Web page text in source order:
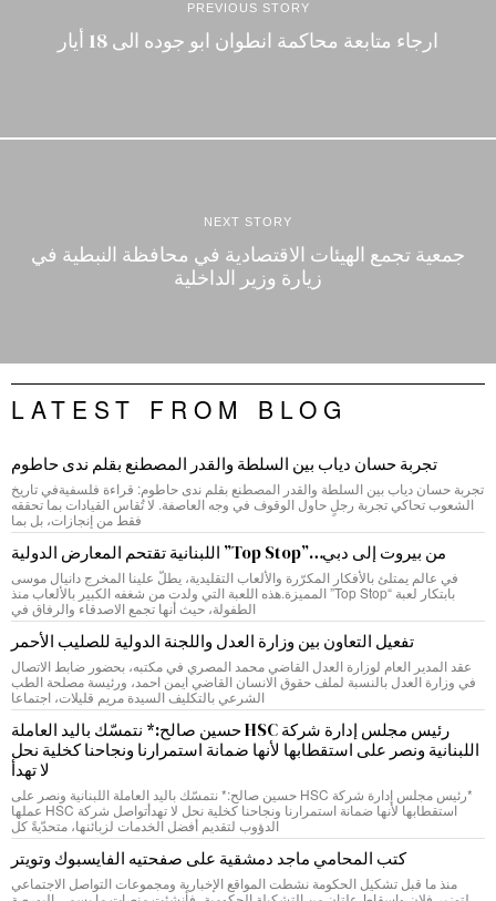
PREVIOUS STORY
ارجاء متابعة محاكمة انطوان ابو جوده الى 18 أيار
NEXT STORY
جمعية تجمع الهيئات الاقتصادية في محافظة النبطية في
زيارة وزير الداخلية
LATEST FROM BLOG
تجربة حسان دياب بين السلطة والقدر المصطنع بقلم ندى حاطوم
تجربة حسان دياب بين السلطة والقدر المصطنع بقلم ندى حاطوم: قراءة فلسفيةفي تاريخ
الشعوب تحاكي تجربة رجلٍ حاول الوقوف في وجه العاصفة. لا تُقاس القيادات بما تحققه
فقط من إنجازات، بل بما
من بيروت إلى دبي…”Top Stop” اللبنانية تقتحم المعارض الدولية
في عالم يمتلئ بالأفكار المكرّرة والألعاب التقليدية، يطلّ علينا المخرج دانيال موسى
بابتكار لعبة “Top Stop” المميزة.هذه اللعبة التي ولدت من شغفه الكبير بالألعاب منذ
الطفولة، حيث أنها تجمع الاصدقاء والرفاق في
تفعيل التعاون بين وزارة العدل واللجنة الدولية للصليب الأحمر
عقد المدير العام لوزارة العدل القاضي محمد المصري في مكتبه، بحضور ضابط الاتصال
في وزارة العدل بالنسبة لملف حقوق الانسان القاضي ايمن احمد، ورئيسة مصلحة الطب
الشرعي بالتكليف السيدة مريم قليلات، اجتماعا
رئيس مجلس إدارة شركة HSC حسين صالح:* نتمسّك باليد العاملة
اللبنانية ونصر على استقطابها لأنها ضمانة استمرارنا ونجاحنا كخلية نحل
لا تهدأ
*رئيس مجلس إدارة شركة HSC حسين صالح:* نتمسّك باليد العاملة اللبنانية ونصر على
استقطابها لأنها ضمانة استمرارنا ونجاحنا كخلية نحل لا تهدأتواصل شركة HSC عملها
الدؤوب لتقديم أفضل الخدمات لزبائنها، متحدّيةً كل
كتب المحامي ماجد دمشقية على صفحتيه الفايسبوك وتويتر
منذ ما قبل تشكيل الحكومة نشطت المواقع الإخبارية ومجموعات التواصل الاجتماعي